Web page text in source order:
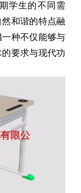
学生的不同需
和谐的特点融
种不仅能够与
要求与现代功